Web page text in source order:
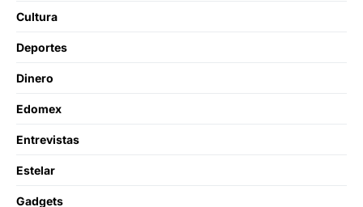
Cultura
Deportes
Dinero
Edomex
Entrevistas
Estelar
Gadgets